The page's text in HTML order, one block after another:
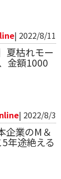
| 2022/8/11
夏枯れモー
金額1000
| 2022/8/3
企業のM＆
年途絶える